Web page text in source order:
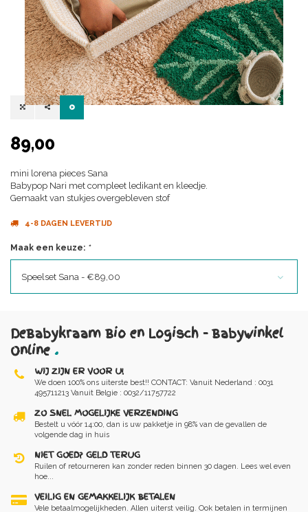
89,00
mini lorena pieces Sana
Babypop Nari met compleet ledikant en kleedje.
Gemaakt van stukjes overgebleven stof
4-8 DAGEN LEVERTIJD
Maak een keuze: *
Speelset Sana - €89,00
DeBabykraam Bio en Logisch - Babywinkel
Online .
WIJ ZIJN ER VOOR U!
We doen 100% ons uiterste best!! CONTACT: Vanuit Nederland : 0031
495711213 Vanuit Belgie : 0032/11757722
ZO SNEL MOGELIJKE VERZENDING
Bestelt u vóór 14:00, dan is uw pakketje in 98% van de gevallen de
volgende dag in huis
NIET GOED? GELD TERUG
Ruilen of retourneren kan zonder reden binnen 30 dagen. Lees wel even
hoe...
VEILIG EN GEMAKKELIJK BETALEN
Vele betaalmogelijkheden. Allen uiterst veilig. Ook betalen in termijnen